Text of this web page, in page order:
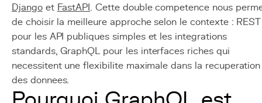
Djangoet FastAPI. Cette double competence nous
de choisir la meilleure approche selon le contexte : REST
pour les API publiques simples et les integrations
standards, GraphQL pour les interfaces riches qui
necessitent une flexibilite maximale dans la recuperation
des donnees.